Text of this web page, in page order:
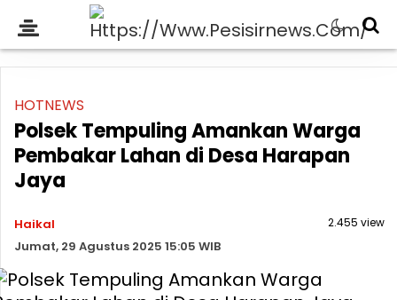
HOTNEWS
Polsek Tempuling Amankan Warga
Pembakar Lahan di Desa Harapan
Jaya
Haikal
Jumat, 29 Agustus 2025 15:05 WIB
2.455 view